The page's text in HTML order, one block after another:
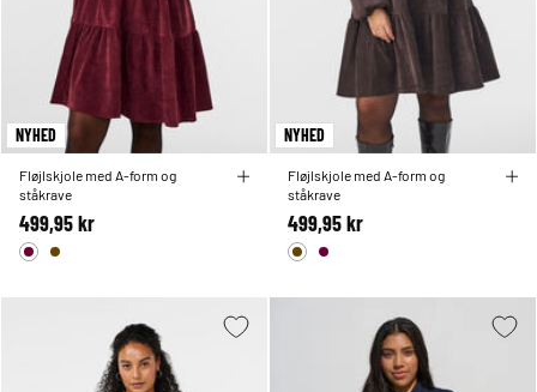
NYHED
Fløjlskjole med A-form og
ståkrave
499,95 kr
NYHED
Fløjlskjole med A-form og
ståkrave
499,95 kr